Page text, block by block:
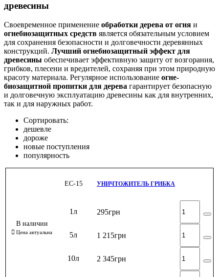
древесины
Своевременное применение обработки дерева от огня и
огнебиозащитных средств является обязательным условием
для сохранения безопасности и долговечности деревянных
конструкций. Лучший огнебиозащитный эффект для
древесины обеспечивает эффективную защиту от возгорания,
грибков, плесени и вредителей, сохраняя при этом природную
красоту материала. Регулярное использование огне-
биозащитной пропитки для дерева гарантирует безопасную
и долговечную эксплуатацию древесины как для внутренних,
так и для наружных работ.
Сортировать:
дешевле
дороже
новые поступления
популярность
ЕС-15 УНИЧТОЖИТЕЛЬ ГРИБКА
1л 295грн
5л 1 215грн
10л 2 345грн